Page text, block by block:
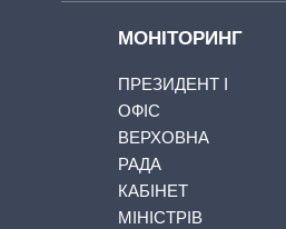
МОНІТОРИНГ
ПРЕЗИДЕНТ І
ОФІС
ВЕРХОВНА
РАДА
КАБІНЕТ
МІНІСТРІВ